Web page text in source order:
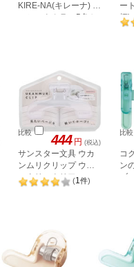
KIRE-NA(キレーナ) ベ
ーシックカラー5色セ
ー
柄)
ラ
比較 444 円 (税込)
サンスター文具 ウカ
ンムリクリップ ウォ
ータリークリア
S3623300
(1件)
比較
コ
ン
ブ